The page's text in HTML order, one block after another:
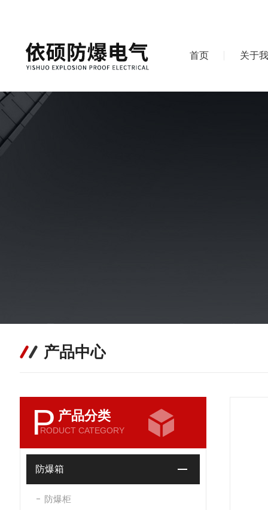
首页 关于
产品中心
P 产品分类
RODUCT CATEGORY
防爆箱
防爆柜